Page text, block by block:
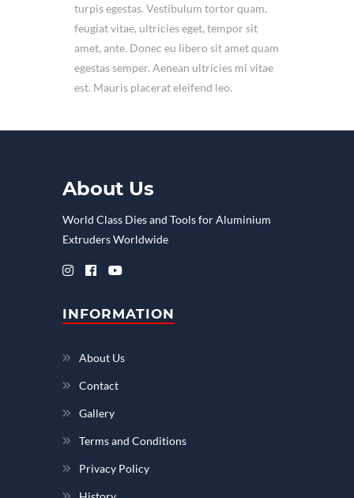
turpis egestas. Vestibulum tortor quam,
feugiat vitae, ultricies eget, tempor sit
amet, ante. Donec eu libero sit amet quam
egestas semper. Aenean ultricies mi vitae
est. Mauris placerat eleifend leo.
About Us
World Class Dies and Tools for Aluminium
Extruders Worldwide
INFORMATION
About Us
Contact
Gallery
Terms and Conditions
Privacy Policy